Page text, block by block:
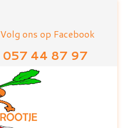
Volg ons op Facebook
057 44 87 97